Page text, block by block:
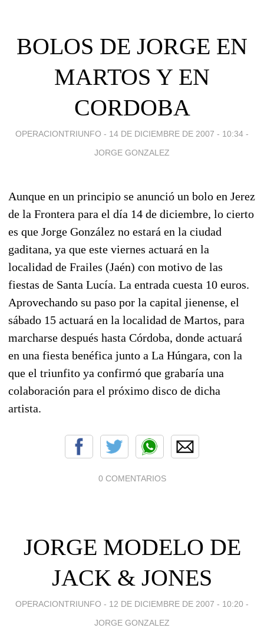
BOLOS DE JORGE EN
MARTOS Y EN
CORDOBA
OPERACIONTRIUNFO - 14 DE DICIEMBRE DE 2007 - 10:34 -
JORGE GONZALEZ
Aunque en un principio se anunció un bolo en Jerez
de la Frontera para el día 14 de diciembre, lo cierto
es que Jorge González no estará en la ciudad
gaditana, ya que este viernes actuará en la
localidad de Frailes (Jaén) con motivo de las
fiestas de Santa Lucía. La entrada cuesta 10 euros.
Aprovechando su paso por la capital jienense, el
sábado 15 actuará en la localidad de Martos, para
marcharse después hasta Córdoba, donde actuará
en una fiesta benéfica junto a La Húngara, con la
que el triunfito ya confirmó que grabaría una
colaboración para el próximo disco de dicha
artista.
0 COMENTARIOS
JORGE MODELO DE
JACK & JONES
OPERACIONTRIUNFO - 12 DE DICIEMBRE DE 2007 - 10:20 -
JORGE GONZALEZ